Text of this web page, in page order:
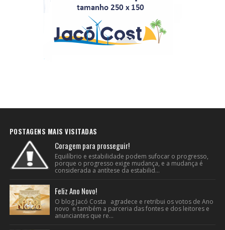
POSTAGENS MAIS VISITADAS
Coragem para prosseguir!
Equilíbrio e estabilidade podem sufocar o progresso,
porque o progresso exige mudança, e a mudança é
considerada a antítese da estabilid...
Feliz Ano Novo!
O blog Jacó Costa agradece e retribui os votos de Ano
novo e também a parceria das fontes e dos leitores e
anunciantes que re...